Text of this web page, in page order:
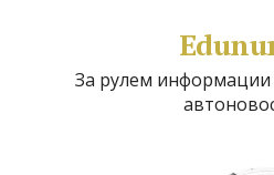
За рулем информации